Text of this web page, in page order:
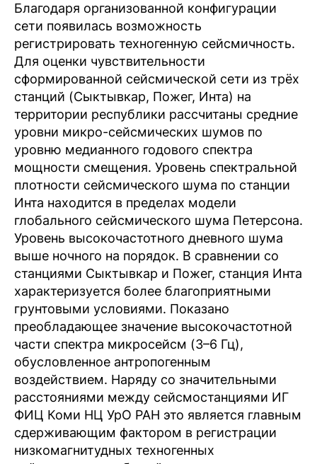
Благодаря организованной конфигурации
сети появилась возможность
регистрировать техногенную сейсмичность.
Для оценки чувствительности
сформированной сейсмической сети из трёх
станций (Сыктывкар, Пожег, Инта) на
территории республики рассчитаны средние
уровни микро-сейсмических шумов по
уровню медианного годового спектра
мощности смещения. Уровень спектральной
плотности сейсмического шума по станции
Инта находится в пределах модели
глобального сейсмического шума Петерсона.
Уровень высокочастотного дневного шума
выше ночного на порядок. В сравнении со
станциями Сыктывкар и Пожег, станция Инта
характеризуется более благоприятными
грунтовыми условиями. Показано
преобладающее значение высокочастотной
части спектра микросейсм (3–6 Гц),
обусловленное антропогенным
воздействием. Наряду со значительными
расстояниями между сейсмостанциями ИГ
ФИЦ Коми НЦ УрО РАН это является главным
сдерживающим фактором в регистрации
низкомагнитудных техногенных